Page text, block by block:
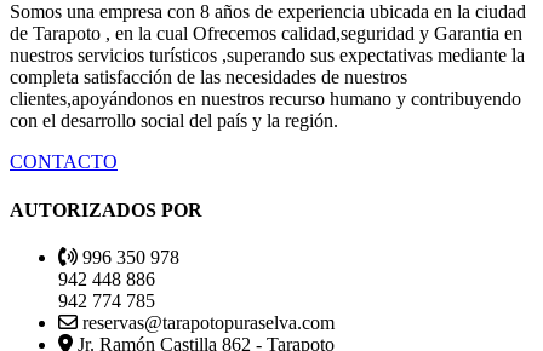
Somos una empresa con 8 años de experiencia ubicada en la ciudad
de Tarapoto , en la cual Ofrecemos calidad,seguridad y Garantia en
nuestros servicios turísticos ,superando sus expectativas mediante la
completa satisfacción de las necesidades de nuestros
clientes,apoyándonos en nuestros recurso humano y contribuyendo
con el desarrollo social del país y la región.
CONTACTO
AUTORIZADOS POR
996 350 978
942 448 886
942 774 785
reservas@tarapotopuraselva.com
Jr. Ramón Castilla 862 - Tarapoto